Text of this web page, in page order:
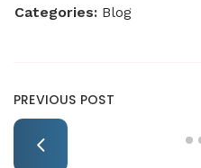
Categories: Blog
PREVIOUS POST